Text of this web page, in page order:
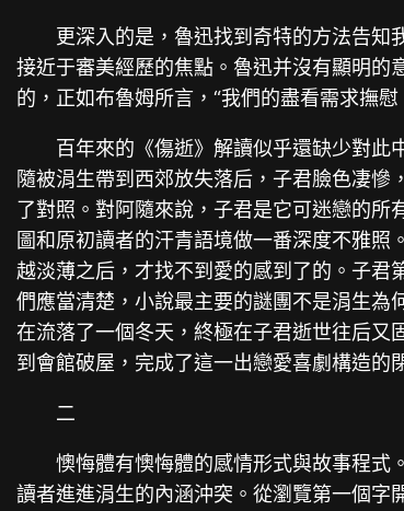
更深入的是，魯迅找到奇特的方法告知
接近于審美經歷的焦點。魯迅并沒有顯明的
的，正如布魯姆所言，“我們的盡看需求撫
百年來的《傷逝》解讀似乎還缺少對此
隨被涓生帶到西郊放失落后，子君臉色凄
了對照。對阿隨來說，子君是它可迷戀的所
圖和原初讀者的汗青語境做一番深度不雅
越淡薄之后，才找不到愛的感到了的。子君
們應當清楚，小說最主要的謎團不是涓生為
在流落了一個冬天，終極在子君逝世往后又
到會館破屋，完成了這一出戀愛喜劇構造的
二
懊悔體有懊悔體的感情形式與故事程式
讀者進進涓生的內涵沖突。從瀏覽第一個